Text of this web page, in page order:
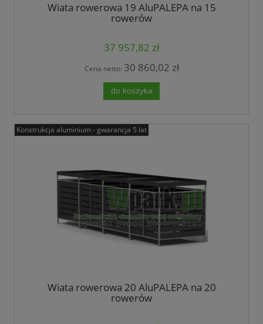
Wiata rowerowa 19 AluPALEPA na 15
rowerów
37 957,82 zł
Cena netto: 30 860,02 zł
do koszyka
Wiata rowerowa 20 AluPALEPA na 20
rowerów
Konstrukcja aluminium - gwarancja 5 lat